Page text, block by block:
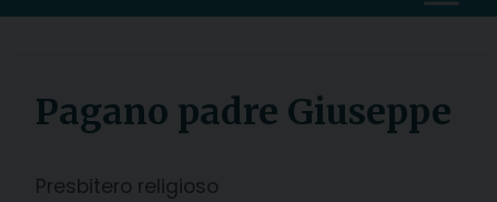
Pagano padre Giuseppe
Presbitero religioso